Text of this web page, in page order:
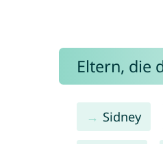
Eltern, die
Sidney